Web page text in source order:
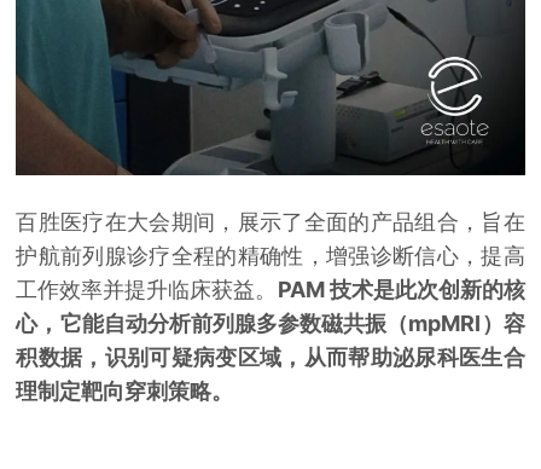
百胜医疗在大会期间，展示了全面的产品组合，旨在
护航前列腺诊疗全程的精确性，增强诊断信心，提高
工作效率并提升临床获益。 PAM 技术是此次创新的核
心， 它能自动分析前列腺多参数磁共振（mpMRI）容
积数据，识别可疑病变区域，从而帮助泌尿科医生合
理制定靶向穿刺策略。